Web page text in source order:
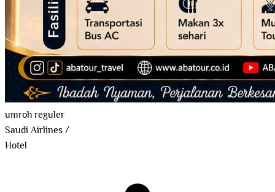
umroh reguler
Saudi Airlines/
Hotel